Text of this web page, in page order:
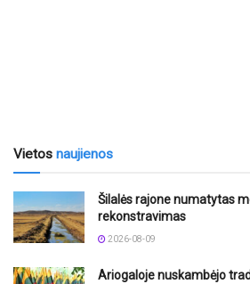
Vietos naujienos
Šilalės rajone numatytas
rekonstravimas
2026-08-09
Ariogaloje nuskambėjo